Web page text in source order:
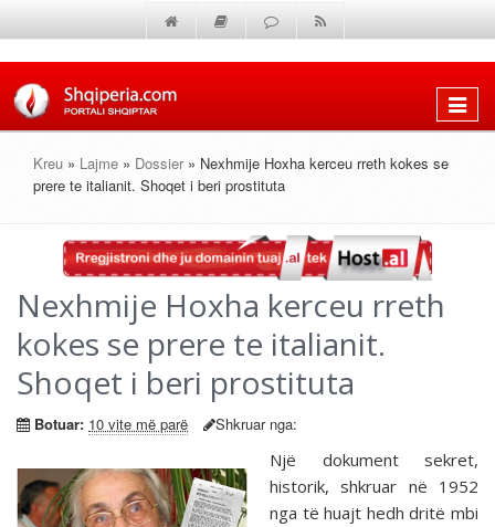
Shfaq
Kreu » Lajme » Dossier » Nexhmije Hoxha kerceu rreth kokes se
prere te italianit. Shoqet i beri prostituta
Nexhmije Hoxha kerceu rreth
kokes se prere te italianit.
Shoqet i beri prostituta
Botuar: 10 vite më parë Shkruar nga:
Një dokument sekret,
historik, shkruar në 1952
nga të huajt hedh dritë mbi